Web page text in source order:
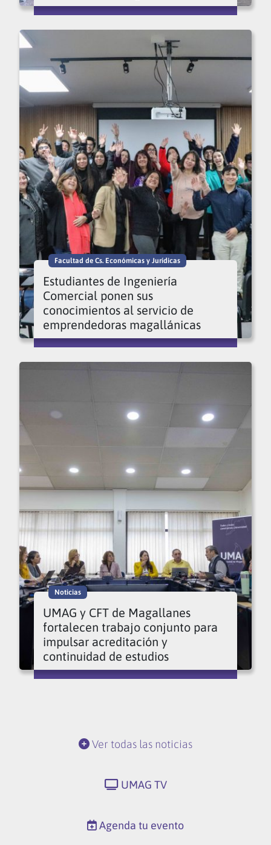
Facultad de Cs. Económicas y Jurídicas
Estudiantes de Ingeniería
Comercial ponen sus
conocimientos al servicio de
emprendedoras magallánicas
Noticias
UMAG y CFT de Magallanes
fortalecen trabajo conjunto para
impulsar acreditación y
continuidad de estudios
Ver todas las noticias
UMAG TV
Agenda tu evento